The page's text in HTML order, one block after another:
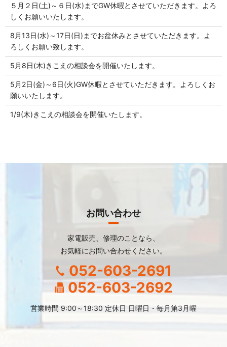
５月２日(土)～６日(水)までGW休暇とさせていただきます。よろ
しくお願いいたします。
8月13日(水)～17日(日)までお盆休みとさせていただきます。よ
ろしくお願い致します。
5月8日(木)きこえの相談会を開催いたします。
5月2日(金)～6日(火)GW休暇とさせていただきます。よろしくお
願いいたします。
1/9(木)きこえの相談会を開催いたします。
お問い合わせ
家電販売、修理のことなら、
お気軽にお問い合わせください。
052-603-2691
052-603-2692
営業時間 9:00～18:30 定休日 日曜日・毎月第3月曜